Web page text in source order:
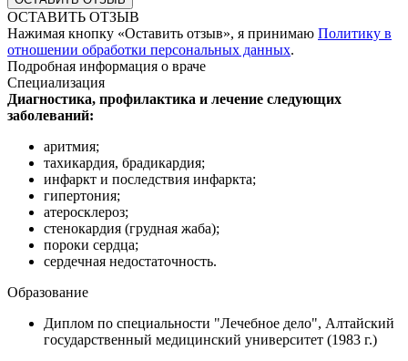
ОСТАВИТЬ ОТЗЫВ
Нажимая кнопку «Оставить отзыв», я принимаю Политику в
отношении обработки персональных данных.
Подробная информация о враче
Специализация
Диагностика, профилактика и лечение следующих
заболеваний:
аритмия;
тахикардия, брадикардия;
инфаркт и последствия инфаркта;
гипертония;
атеросклероз;
стенокардия (грудная жаба);
пороки сердца;
сердечная недостаточность.
Образование
Диплом по специальности "Лечебное дело", Алтайский
государственный медицинский университет (1983 г.)